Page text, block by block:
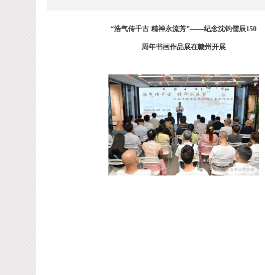
“浩气传千古 精神永流芳”——纪念沈钧儒辰150
周年书画作品展在赣州开展